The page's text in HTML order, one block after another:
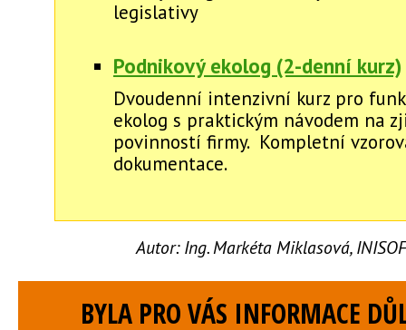
legislativy
Podnikový ekolog (2-denní kurz)
Dvoudenní intenzivní kurz pro
ekolog s praktickým návodem na
povinností firmy. Kompletní
dokumentace.
Autor: Ing. Markéta Miklasová,
BYLA PRO VÁS INFORMACE